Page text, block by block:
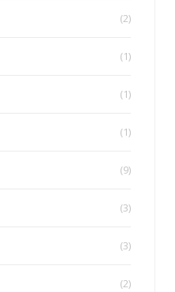
(2)
(1)
(1)
(1)
(9)
(3)
(3)
(2)